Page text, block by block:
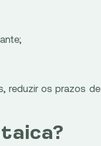
reduzir os prazos de